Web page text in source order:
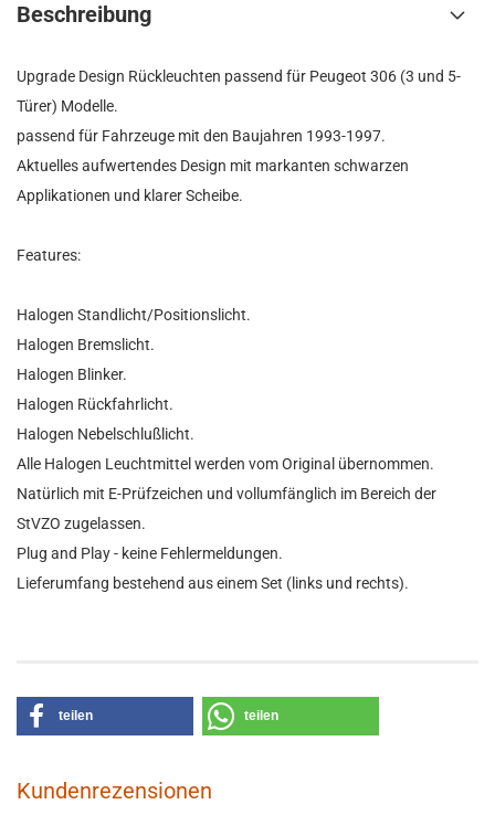
Beschreibung
Upgrade Design Rückleuchten passend für Peugeot 306 (3 und 5-
Türer) Modelle.
passend für Fahrzeuge mit den Baujahren 1993-1997.
Aktuelles aufwertendes Design mit markanten schwarzen
Applikationen und klarer Scheibe.
Features:
Halogen Standlicht/Positionslicht.
Halogen Bremslicht.
Halogen Blinker.
Halogen Rückfahrlicht.
Halogen Nebelschlußlicht.
Alle Halogen Leuchtmittel werden vom Original übernommen.
Natürlich mit E-Prüfzeichen und vollumfänglich im Bereich der
StVZO zugelassen.
Plug and Play - keine Fehlermeldungen.
Lieferumfang bestehend aus einem Set (links und rechts).
teilen teilen
Kundenrezensionen